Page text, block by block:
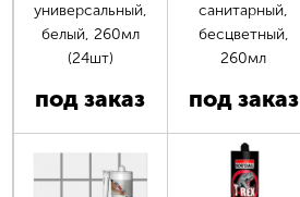
универсальный,
белый, 260мл
(24шт)
под заказ
санитарный,
бесцветный,
260мл
под заказ